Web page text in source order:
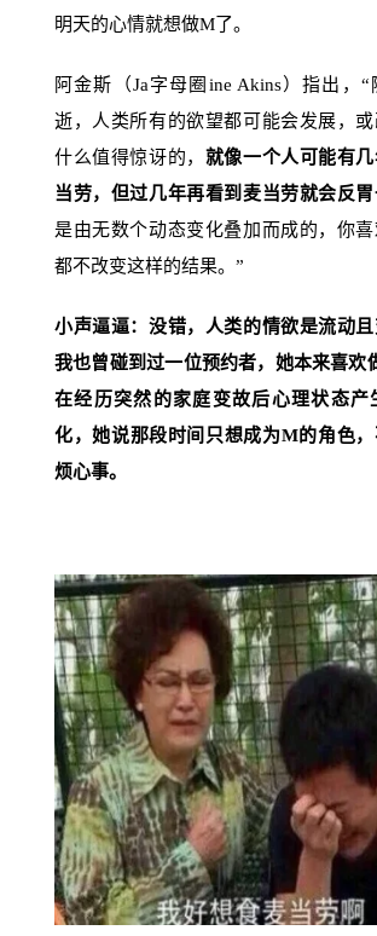
明天的心情就想做M了。
阿金斯（Ja字母圈ine Akins）指出，
逝，人类所有的欲望都可能会发展，
什么值得惊讶的， 就像一个人可能有
当劳，但过几年再看到麦当劳就会反胃
是由无数个动态变化叠加而成的，你喜
都不改变这样的结果。”
小声逼逼：没错，人类的情欲是流动
我也曾碰到过一位预约者，她本来喜欢
在经历突然的家庭变故后心理状态产
化，她说那段时间只想成为M的角色
烦心事。